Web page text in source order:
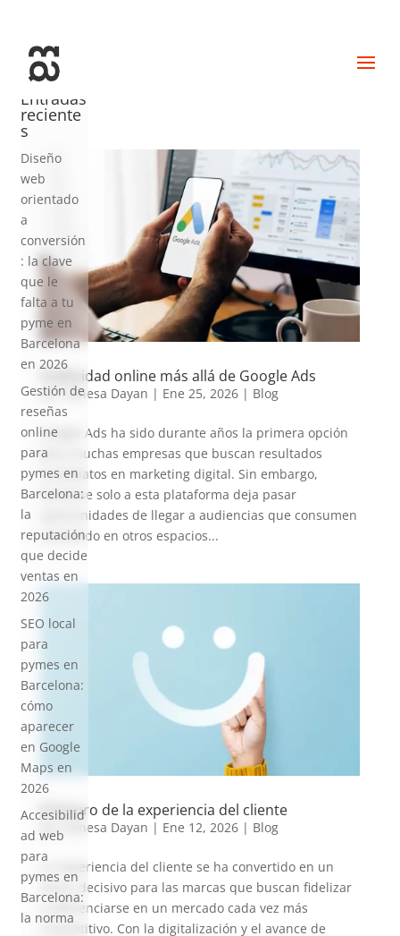
Publicidad online más allá de Google Ads
porVanesa Dayan | Ene 25, 2026| Blog
Google Ads ha sido durante años la primera opción
para muchas empresas que buscan resultados
inmediatos en marketing digital. Sin embargo,
limitarse solo a esta plataforma deja pasar
oportunidades de llegar a audiencias que consumen
contenido en otros espacios...
El futuro de la experiencia del cliente
por Vanesa Dayan | Ene 12, 2026| Blog
La experiencia del cliente se ha convertido en un
factor decisivo para las marcas que buscan fidelizar
y diferenciarse en un mercado cada vez más
competitivo. Con la digitalización y el avance de
Entradas
reciente
s
Diseño
web
orientado
a
conversión
: la clave
que le
falta a tu
pyme en
Barcelona
en 2026
Gestión de
reseñas
online
para
pymes en
Barcelona:
la
reputación
que decide
ventas en
2026
SEO local
para
pymes en
Barcelona:
cómo
aparecer
en Google
Maps en
2026
Accesibilid
ad web
para
pymes en
Barcelona:
la norma